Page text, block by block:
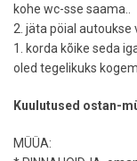
kohe wc-sse saama..
2. jäta pöial autoukse
1. korda kõike seda
oled tegelikuks
Kuulutused ostan-
MÜÜA: